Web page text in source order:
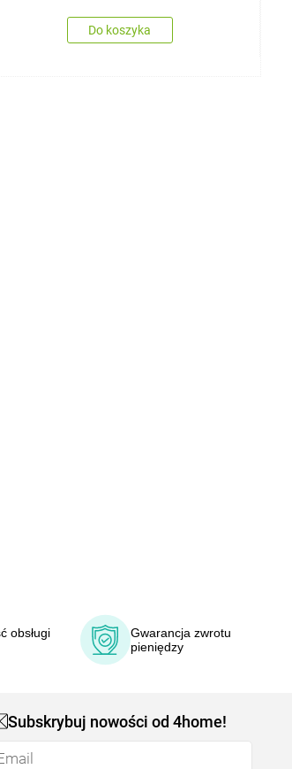
Do koszyka
obsługi
Gwarancja zwrotu
pieniędzy
Subskrybuj nowości od 4home!